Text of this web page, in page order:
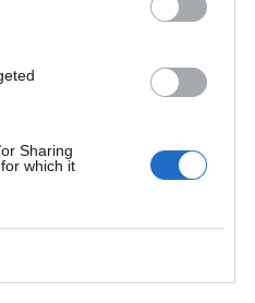
Sharing
which it